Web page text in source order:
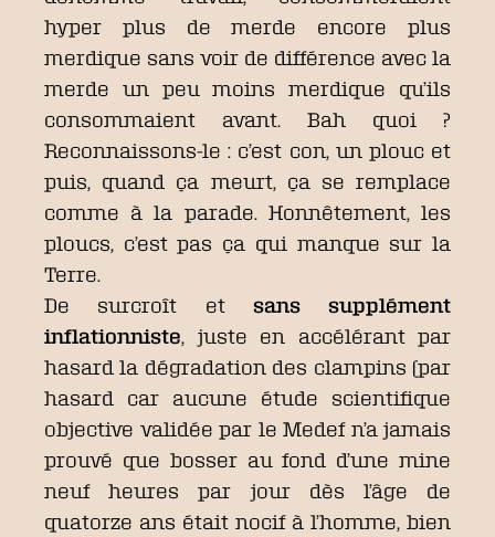
hyper plus de merde encore plus
merdique sans voir de différence avec la
merde un peu moins merdique qu’ils
consommaient avant. Bah quoi ?
Reconnaissons-le : c’est con, un plouc et
puis, quand ça meurt, ça se remplace
comme à la parade. Honnêtement, les
ploucs, c’est pas ça qui manque sur la
Terre.
De surcroît et sans supplément
inflationniste, juste en accélérant par
hasard la dégradation des clampins (par
hasard car aucune étude scientifique
objective validée par le Medef n’a jamais
prouvé que bosser au fond d’une mine
neuf heures par jour dès l’âge de
quatorze ans était nocif à l’homme, bien